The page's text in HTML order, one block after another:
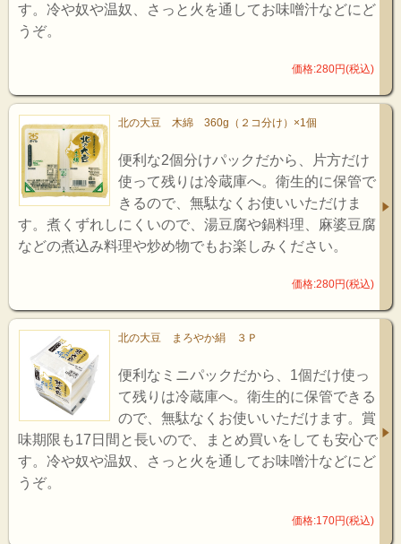
す。冷や奴や温奴、さっと火を通してお味噌汁などにど
うぞ。
価格:280円(税込)
北の大豆 木綿 360g（２コ分け）×1個
便利な2個分けパックだから、片方だけ
使って残りは冷蔵庫へ。衛生的に保管で
きるので、無駄なくお使いいただけま
す。煮くずれしにくいので、湯豆腐や鍋料理、麻婆豆腐
などの煮込み料理や炒め物でもお楽しみください。
価格:280円(税込)
北の大豆 まろやか絹 ３Ｐ
便利なミニパックだから、1個だけ使っ
て残りは冷蔵庫へ。衛生的に保管できる
ので、無駄なくお使いいただけます。賞
味期限も17日間と長いので、まとめ買いをしても安心で
す。冷や奴や温奴、さっと火を通してお味噌汁などにど
うぞ。
価格:170円(税込)